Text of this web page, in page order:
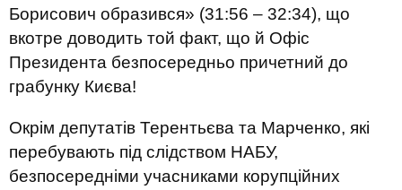
Борисович образився» (31:56 – 32:34), що
вкотре доводить той факт, що й Офіс
Президента безпосередньо причетний до
грабунку Києва!
Окрім депутатів Терентьєва та Марченко, які
перебувають під слідством НАБУ,
безпосередніми учасниками корупційних